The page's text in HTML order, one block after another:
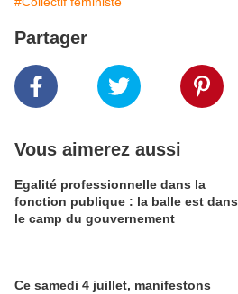
Partager
Vous aimerez aussi
Egalité professionnelle dans la
fonction publique : la balle est dans
le camp du gouvernement
Ce samedi 4 juillet, manifestons